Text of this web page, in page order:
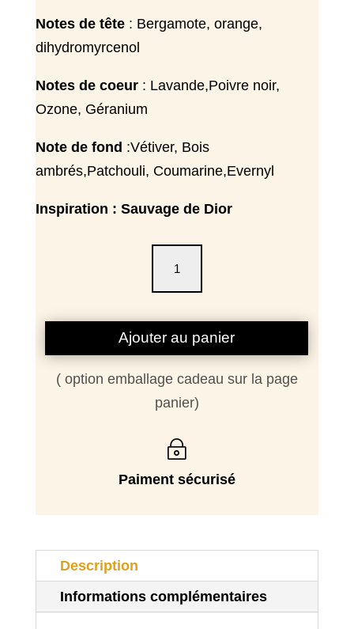
Notes de tête: Bergamote, orange,
dihydromyrcenol
Notes de coeur: Lavande,Poivre noir,
Ozone, Géranium
Note de fond :Vétiver, Bois
ambrés,Patchouli, Coumarine,Evernyl
Inspiration : Sauvage de Dior
Ajouter au panier
( option emballage cadeau sur la page
panier)
~
Paiment sécurisé
Description
Informations complémentaires